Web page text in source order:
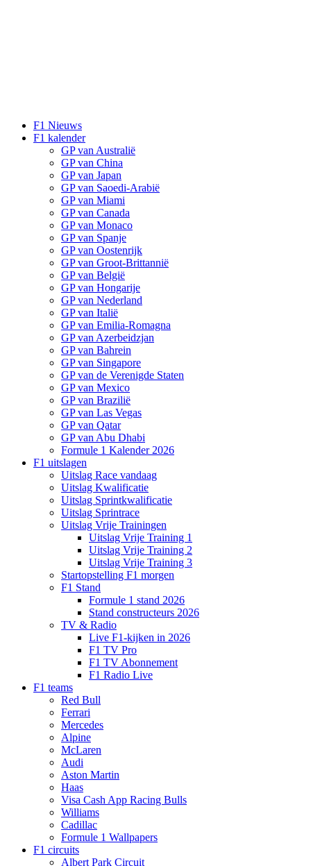
F1 Nieuws
F1 kalender
GP van Australië
GP van China
GP van Japan
GP van Saoedi-Arabië
GP van Miami
GP van Canada
GP van Monaco
GP van Spanje
GP van Oostenrijk
GP van Groot-Brittannië
GP van België
GP van Hongarije
GP van Nederland
GP van Italië
GP van Emilia-Romagna
GP van Azerbeidzjan
GP van Bahrein
GP van Singapore
GP van de Verenigde Staten
GP van Mexico
GP van Brazilië
GP van Las Vegas
GP van Qatar
GP van Abu Dhabi
Formule 1 Kalender 2026
F1 uitslagen
Uitslag Race vandaag
Uitslag Kwalificatie
Uitslag Sprintkwalificatie
Uitslag Sprintrace
Uitslag Vrije Trainingen
Uitslag Vrije Training 1
Uitslag Vrije Training 2
Uitslag Vrije Training 3
Startopstelling F1 morgen
F1 Stand
Formule 1 stand 2026
Stand constructeurs 2026
TV & Radio
Live F1-kijken in 2026
F1 TV Pro
F1 TV Abonnement
F1 Radio Live
F1 teams
Red Bull
Ferrari
Mercedes
Alpine
McLaren
Audi
Aston Martin
Haas
Visa Cash App Racing Bulls
Williams
Cadillac
Formule 1 Wallpapers
F1 circuits
Albert Park Circuit